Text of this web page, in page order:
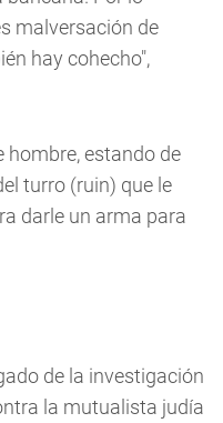
malversación de
hay cohecho",
hombre, estando de
turro (ruin) que le
darle un arma para
de la investigación
la mutualista judía